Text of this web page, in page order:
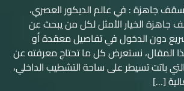
جاهزة : في عالم الديكور العصري،
الخيار الأمثل لكل من يبحث عن
دون الدخول في تفاصيل معقدة أو
المقال، نستعرض كل ما تحتاج معرفته عن
باتت تسيطر على ساحة التشطيب الداخلي،
[…]